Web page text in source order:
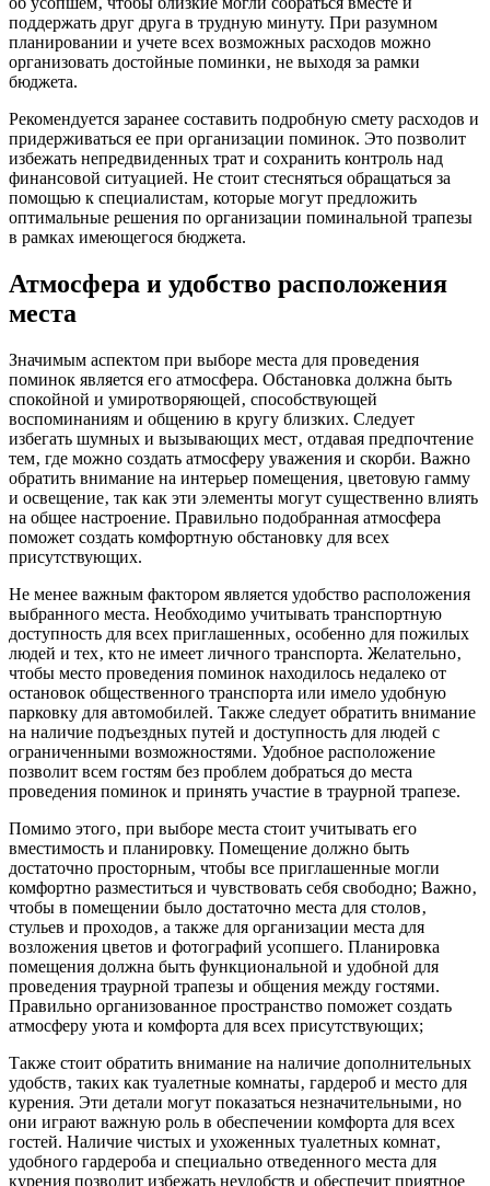
поддержать друг друга в трудную минуту. При разумном
планировании и учете всех возможных расходов можно
организовать достойные поминки‚ не выходя за рамки
бюджета.
Рекомендуется заранее составить подробную смету расходов и
придерживаться ее при организации поминок. Это позволит
избежать непредвиденных трат и сохранить контроль над
финансовой ситуацией. Не стоит стесняться обращаться за
помощью к специалистам‚ которые могут предложить
оптимальные решения по организации поминальной трапезы
в рамках имеющегося бюджета.
Атмосфера и удобство расположения
места
Значимым аспектом при выборе места для проведения
поминок является его атмосфера. Обстановка должна быть
спокойной и умиротворяющей‚ способствующей
воспоминаниям и общению в кругу близких. Следует
избегать шумных и вызывающих мест‚ отдавая предпочтение
тем‚ где можно создать атмосферу уважения и скорби. Важно
обратить внимание на интерьер помещения‚ цветовую гамму
и освещение‚ так как эти элементы могут существенно влиять
на общее настроение. Правильно подобранная атмосфера
поможет создать комфортную обстановку для всех
присутствующих.
Не менее важным фактором является удобство расположения
выбранного места. Необходимо учитывать транспортную
доступность для всех приглашенных‚ особенно для пожилых
людей и тех‚ кто не имеет личного транспорта. Желательно‚
чтобы место проведения поминок находилось недалеко от
остановок общественного транспорта или имело удобную
парковку для автомобилей. Также следует обратить внимание
на наличие подъездных путей и доступность для людей с
ограниченными возможностями. Удобное расположение
позволит всем гостям без проблем добраться до места
проведения поминок и принять участие в траурной трапезе.
Помимо этого‚ при выборе места стоит учитывать его
вместимость и планировку. Помещение должно быть
достаточно просторным‚ чтобы все приглашенные могли
комфортно разместиться и чувствовать себя свободно; Важно‚
чтобы в помещении было достаточно места для столов‚
стульев и проходов‚ а также для организации места для
возложения цветов и фотографий усопшего. Планировка
помещения должна быть функциональной и удобной для
проведения траурной трапезы и общения между гостями.
Правильно организованное пространство поможет создать
атмосферу уюта и комфорта для всех присутствующих;
Также стоит обратить внимание на наличие дополнительных
удобств‚ таких как туалетные комнаты‚ гардероб и место для
курения. Эти детали могут показаться незначительными‚ но
они играют важную роль в обеспечении комфорта для всех
гостей. Наличие чистых и ухоженных туалетных комнат‚
удобного гардероба и специально отведенного места для
курения позволит избежать неудобств и обеспечит приятное